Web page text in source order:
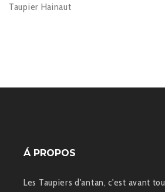
Taupier Hainaut
Á PROPOS
Les Taupiers d'antan, c'est avant